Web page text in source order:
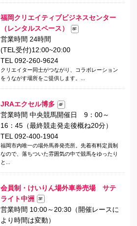
福岡クリエイティブビジネスセンター
（レンタルスペース）
8F
営業時間 24時間
(TEL受付)12:00~20:00
TEL 092-260-9624
クリエイター同士がつながり、コラボレーション
をうながす場所をご提供します。...
JRAエクセル博多 4F
営業時間 中央競馬開催日 9：00～
16：45（最終競走発走後概ね20分）
TEL 092-400-1904
福岡市内唯一の場外馬券発売所。先着有料定員制
なので、落ちついた雰囲気の中で競馬をゆったり
と...
会員制・けいりん場外車券売場 サテ
ライト中洲
3F
営業時間 10:00～20:30（開催レースに
より時間は変動）